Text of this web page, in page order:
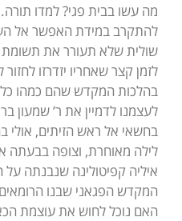
מה עשו בבית פגי? למדו תורה.
להתקרב במידת האפשר אל
שולית שלא תעורר את
לזמן קצר שאחריו יזדרזו לחזור
בהלכות המקדש שהם כמהו כל
לעצמנו לדמיין את ר’ שמעון
בחשאי אל ראש הזיתים,
לילה מאוחרת, וצופה בבעתה
איליה קפיטולינה שנבנתה על
המקדש הפגאני שבנו
האם נוכל לחוש את עוצמת